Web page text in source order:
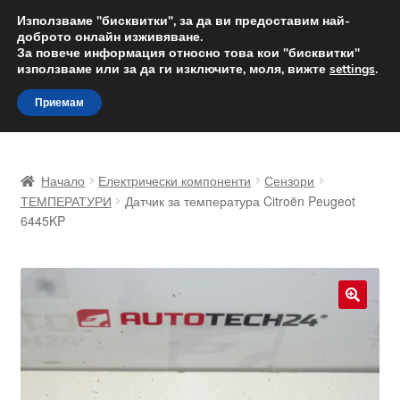
ДОСТАВКА от 12 лв.
Доставка по целия свят
Skip
to
navigation
Skip
to
content
Доставка по целия свят
За нас
Контакт
Начало Електрически компоненти
Сензори
ТЕМПЕРАТУРИ
Датчик за температура Citroën Peugeot
6445KP
Използваме "бисквитки", за да ви предоставим най-
доброто онлайн изживяване.
За повече информация относно това кои "бисквитки"
използваме или за да ги изключите, моля, вижте settings.
Приемам